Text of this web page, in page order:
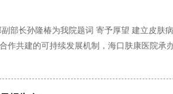
部长孙隆椿为我院题词 寄予厚望 建立皮肤
作共建的可持续发展机制，海口肤康医院承